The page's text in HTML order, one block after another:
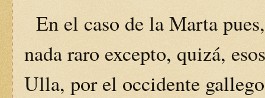
En el caso de la Marta
nada raro excepto, quizá,
Ulla, por el occidente